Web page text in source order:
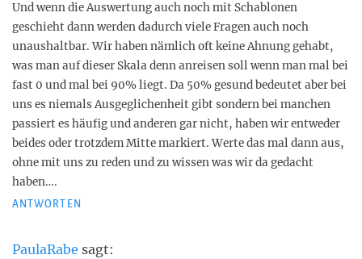
Und wenn die Auswertung auch noch mit Schablonen
geschieht dann werden dadurch viele Fragen auch noch
unaushaltbar. Wir haben nämlich oft keine Ahnung gehabt,
was man auf dieser Skala denn anreisen soll wenn man mal bei
fast 0 und mal bei 90% liegt. Da 50% gesund bedeutet aber bei
uns es niemals Ausgeglichenheit gibt sondern bei manchen
passiert es häufig und anderen gar nicht, haben wir entweder
beides oder trotzdem Mitte markiert. Werte das mal dann aus,
ohne mit uns zu reden und zu wissen was wir da gedacht
haben….
ANTWORTEN
PaulaRabe sagt: